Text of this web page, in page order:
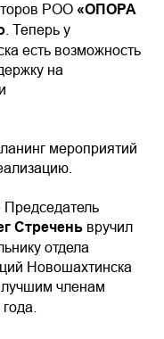
РОО «ОПОРА
. Теперь у
есть возможность
на
мероприятий
Председатель
Стречень вручил
отдела
Новошахтинска
лучшим членам